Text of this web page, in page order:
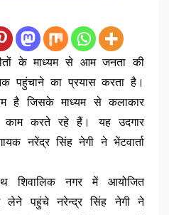
के माध्यम से आम जनता की
पहुंचाने का प्रयास करता है।
है जिसके माध्यम से कलाकार
करते रहे हैं। यह उदगार
नरेंद्र सिंह नेगी ने भेंटवार्ता
शिवालिक नगर में आयोजित
लेने पहुंचे नरेन्द्र सिंह नेगी ने